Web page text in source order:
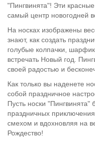
"Пингвинята"! Эти
самый центр новогодней
На носках изображены
знают, как создать
голубые колпачки,
встречать Новый год.
своей радостью и
Как только вы наденете
собой праздничное
Пусть носки "Пингвинята"
праздничных
смехом и вдохновляя на
Рождество!